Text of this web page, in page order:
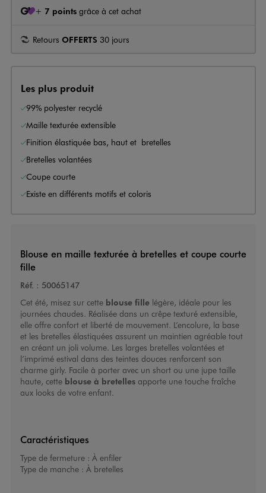
+ 7 points grâce à cet achat
Retours OFFERTS 30 jours
Les plus produit
99% polyester recyclé
Maille texturée extensible
Finition élastiquée bas, haut et bretelles
Bretelles volantées
Coupe courte
Existe en différents motifs et coloris
Blouse en maille texturée à bretelles et coupe courte
fille
Réf. : 50065147
Cet été, misez sur cette blouse fillelégère, idéale pour les
journées chaudes. Réalisée dans un crêpe texturé extensible,
elle offre confort et liberté de mouvement. L’encolure, la base
et les bretelles élastiquées assurent un maintien agréable tout
en créant un joli volume. Les larges bretelles volantées et
l’imprimé estival dans des teintes douces renforcent son
charme girly. Facile à porter avec un short ou une jupe taille
haute, cette blouse à bretellesapporte une touche fraîche
aux looks de votre enfant.
Caractéristiques
Type de fermeture : À enfiler
Type de manche : À bretelles